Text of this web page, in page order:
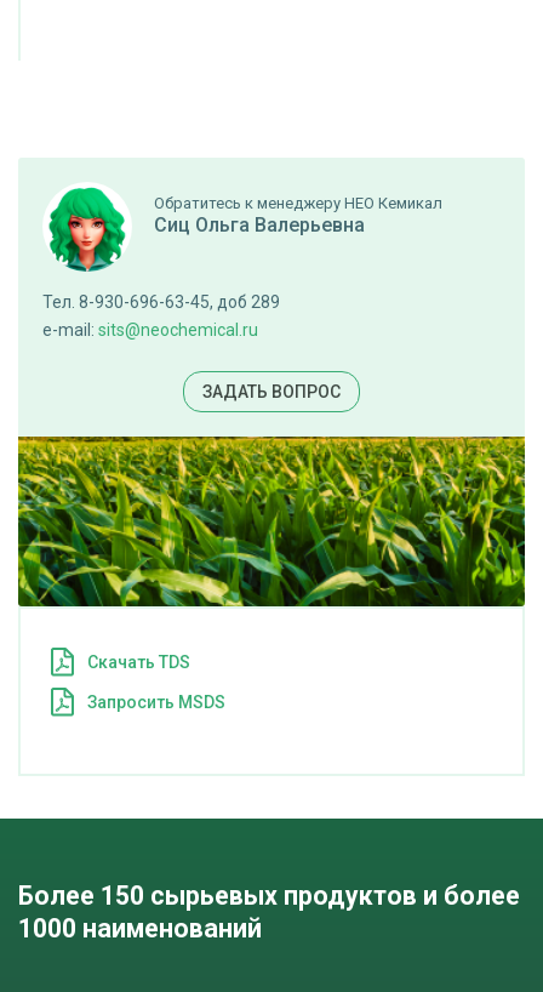
Обратитесь к менеджеру НЕО Кемикал
Сиц Ольга Валерьевна
Тел. 8-930-696-63-45, доб 289
e-mail: sits@neochemical.ru
ЗАДАТЬ ВОПРОС
Cкачать TDS
Запросить MSDS
Более 150 сырьевых продуктов и более
1000 наименований